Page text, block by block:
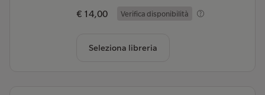
€ 14,00 Verifica disponibilità
Seleziona libreria